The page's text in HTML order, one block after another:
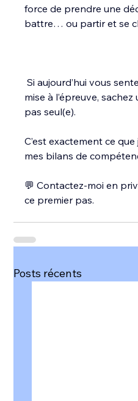
force de prendre une
battre… ou partir et se
Si aujourd’hui vous
mise à l’épreuve, sachez
pas seul(e).
C’est exactement ce
mes bilans de
💬 Contactez-moi en
ce premier pas.
Posts récents